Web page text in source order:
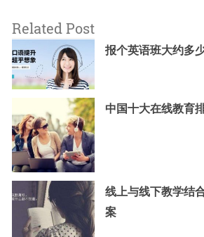
Related Post
报个英语班大约多
中国十大在线教育
线上与线下教学结
案